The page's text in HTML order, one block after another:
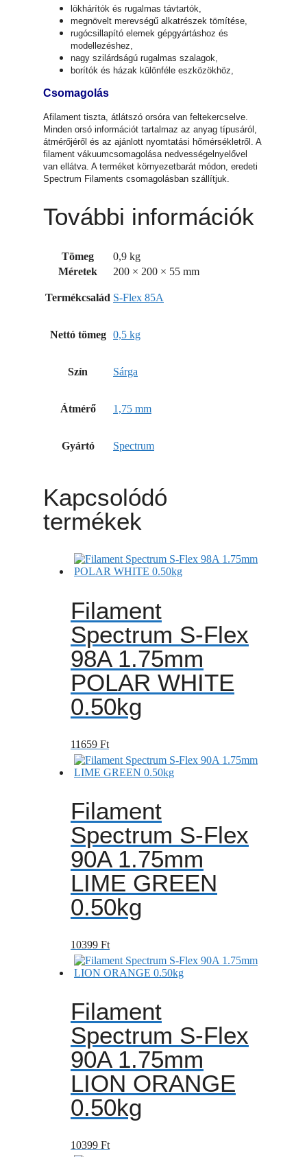
lökhárítók és rugalmas távtartók,
megnövelt merevségű alkatrészek tömítése,
rugócsillapító elemek gépgyártáshoz és
modellezéshez,
nagy szilárdságú rugalmas szalagok,
borítók és házak különféle eszközökhöz,
Csomagolás
Afilament tiszta, átlátszó orsóra van feltekercselve.
Minden orsó információt tartalmaz az anyag típusáról,
átmérőjéről és az ajánlott nyomtatási hőmérsékletről. A
filament vákuumcsomagolása nedvességelnyelővel
van ellátva. A terméket környezetbarát módon, eredeti
Spectrum Filaments csomagolásban szállítjuk.
További információk
Tömeg
0,9 kg
Méretek
200 × 200 × 55 mm
Termékcsalád S-Flex 85A
Nettó tömeg 0,5 kg
Szín Sárga
Átmérő 1,75 mm
Gyártó Spectrum
Kapcsolódó
termékek
Filament
Spectrum S-Flex
98A 1.75mm
POLAR WHITE
0.50kg
11659 Ft
Filament
Spectrum S-Flex
90A 1.75mm
LIME GREEN
0.50kg
10399 Ft
Filament
Spectrum S-Flex
90A 1.75mm
LION ORANGE
0.50kg
10399 Ft